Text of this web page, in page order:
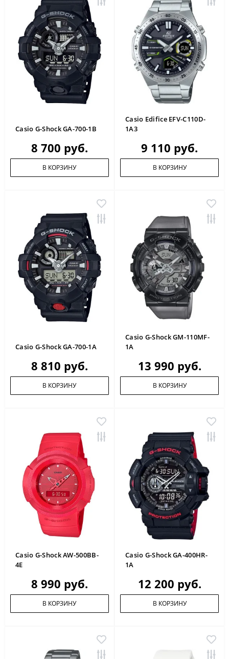
Casio G-Shock GA-700-1B
8 700 руб.
В КОРЗИНУ
Casio Edifice EFV-C110D-
1A3
9 110 руб.
В КОРЗИНУ
Casio G-Shock GA-700-1A
8 810 руб.
В КОРЗИНУ
Casio G-Shock GM-110MF-
1A
13 990 руб.
В КОРЗИНУ
Casio G-Shock AW-500BB-
4E
8 990 руб.
В КОРЗИНУ
Casio G-Shock GA-400HR-
1A
12 200 руб.
В КОРЗИНУ